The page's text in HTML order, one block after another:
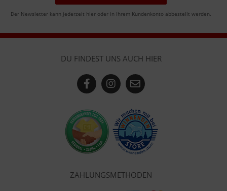
Der Newsletter kann jederzeit hier oder in Ihrem Kundenkonto abbestellt werden.
DU FINDEST UNS AUCH HIER
ZAHLUNGSMETHODEN